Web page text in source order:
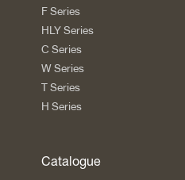
F Series
HLY Series
C Series
W Series
T Series
H Series
Catalogue